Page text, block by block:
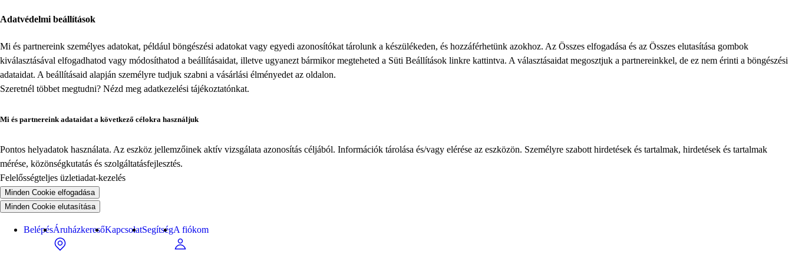
Adatvédelmi beállítások
Mi és partnereink személyes adatokat, például böngészési adatokat vagy egyedi azonosítókat tárolunk a készülékeden, és hozzáférhetünk azokhoz. Az Összes elfogadása és az Összes elutasítása gombok
kiválasztásával elfogadhatod vagy módosíthatod a beállításaidat, illetve ugyanezt bármikor megteheted a Süti Beállítások linkre kattintva. A választásaidat megosztjuk a partnereinkkel, de ez nem érinti a böngészési
adataidat. A beállításaid alapján személyre tudjuk szabni a vásárlási élményedet az oldalon.
Szeretnél többet megtudni? Nézd meg adatkezelési tájékoztatónkat.
Mi és partnereink adataidat a következő célokra használjuk
Pontos helyadatok használata. Az eszköz jellemzőinek aktív vizsgálata azonosítás céljából. Információk tárolása és/vagy elérése az eszközön. Személyre szabott hirdetések és tartalmak, hirdetések és tartalmak
mérése, közönségkutatás és szolgáltatásfejlesztés.
Felelősségteljes üzletiadat-kezelés
Minden Cookie elfogadása
Minden Cookie elutasítása
BelépésÁruházkeresőKapcsolatSegítségA fiókom